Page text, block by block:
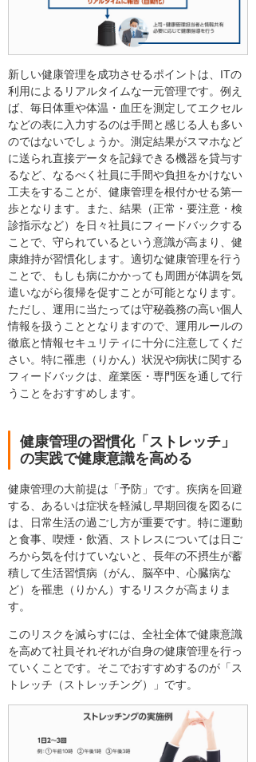
新しい健康管理を成功させるポイントは、ITの
利用によるリアルタイムな一元管理です。例え
ば、毎日体重や体温・血圧を測定してエクセル
などの表に入力するのは手間と感じる人も多い
のではないでしょうか。測定結果がスマホなど
に送られ直接データを記録できる機器を貸与す
るなど、なるべく社員に手間や負担をかけない
工夫をすることが、健康管理を根付かせる第一
歩となります。また、結果（正常・要注意・検
診指示など）を日々社員にフィードバックする
ことで、守られているという意識が高まり、健
康維持が習慣化します。適切な健康管理を行う
ことで、もしも病にかかっても周囲が体調を気
遣いながら復帰を促すことが可能となります。
ただし、運用に当たっては守秘義務の高い個人
情報を扱うこととなりますので、運用ルールの
徹底と情報セキュリティに十分に注意してくだ
さい。特に罹患（りかん）状況や病状に関する
フィードバックは、産業医・専門医を通して行
うことをおすすめします。
健康管理の習慣化「ストレッチ」
の実践で健康意識を高める
健康管理の大前提は「予防」です。疾病を回避
する、あるいは症状を軽減し早期回復を図るに
は、日常生活の過ごし方が重要です。特に運動
と食事、喫煙・飲酒、ストレスについては日ご
ろから気を付けていないと、長年の不摂生が蓄
積して生活習慣病（がん、脳卒中、心臓病な
ど）を罹患（りかん）するリスクが高まりま
す。
このリスクを減らすには、全社全体で健康意識
を高めて社員それぞれが自身の健康管理を行っ
ていくことです。そこでおすすめするのが「ス
トレッチ（ストレッチング）」です。